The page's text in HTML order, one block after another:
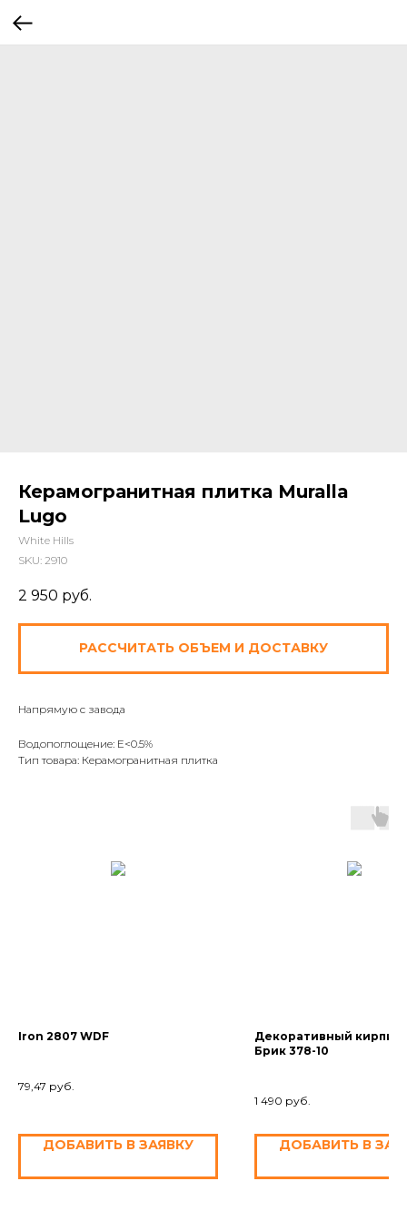
Керамогранитная плитка Muralla
Lugo
White Hills
SKU: 2910
2 950 руб.
РАССЧИТАТЬ ОБЪЕМ И ДОСТАВКУ
Напрямую с завода
Водопоглощение: E<0.5%
Тип товара: Керамогранитная плитка
Iron 2807 WDF
79,47 руб.
ДОБАВИТЬ В ЗАЯВКУ
Декоративный кирпич
Брик 378-10
1 490 руб.
ДОБАВИТЬ В